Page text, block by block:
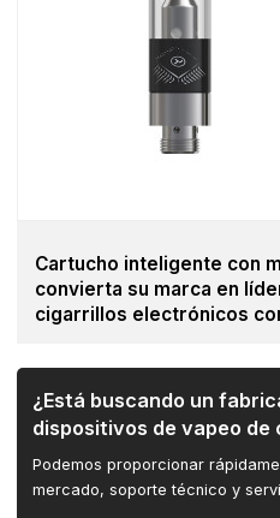
Cartucho inteligente con
convierta su marca en
cigarrillos electrónicos
¿Está buscando un
dispositivos de vapeo de
Podemos proporcionar
mercado, soporte técnico y